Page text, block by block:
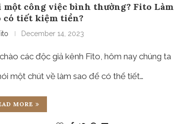
một công việc bình thường? Fito Làm
có tiết kiệm tiền?
December 14, 2023
các độc giả kênh Fito, hôm nay chúng ta
một chút về làm sao để có thể tiết…
MORE